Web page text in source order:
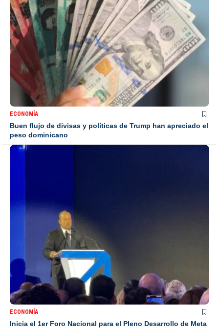
ECONOMÍA
Buen flujo de divisas y políticas de Trump han apreciado el
peso dominicano
ECONOMÍA
Inicia el 1er Foro Nacional para el Pleno Desarrollo de Meta